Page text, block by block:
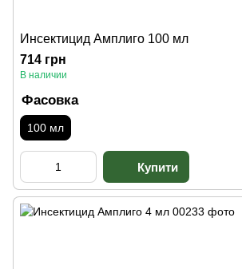
Инсектицид Амплиго 100 мл
714 грн
В наличии
Фасовка
100 мл